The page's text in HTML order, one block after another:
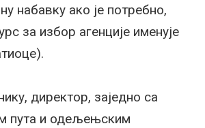
набавку ако је потребно,
за избор агенције именује
директор, заједно са
пута и одељењским